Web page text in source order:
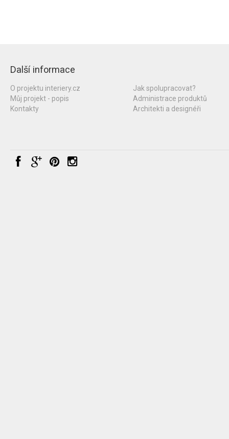
Další informace
O projektu interiery.cz
Můj projekt - popis
Kontakty
Jak spolupracovat?
Administrace produktů
Architekti a designéři